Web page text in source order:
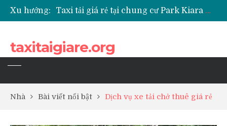
Xu hướng:
Taxi tải giá rẻ tại chung cư Park Kiara Hà Đông
Taxi tải giá rẻ tại chung cư Grande Park Phú Lãm
taxitaigiare.org
Nhà Bài viết nổi bật Dịch vụ xe tải chở thuê giá rẻ